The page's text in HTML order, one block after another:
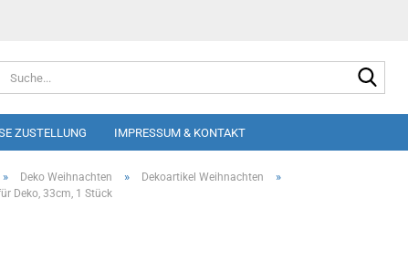
ZUSTELLUNG IMPRESSUM & KONTAKT
» Deko Weihnachten » Dekoartikel Weihnachten »
Deko, 33cm, 1 Stück